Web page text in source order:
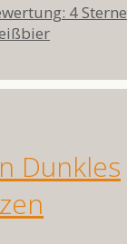
4 Sterne
Dunkles